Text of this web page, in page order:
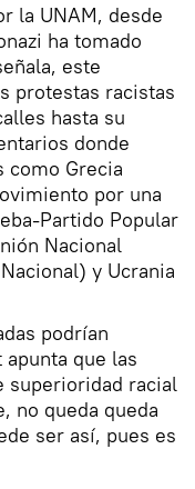
la UNAM, desde
ha tomado
este
protestas racistas
hasta su
donde
como Grecia
por una
Partido Popular
Nacional
y Ucrania
podrían
que las
superioridad racial
no queda queda
ser así, pues es